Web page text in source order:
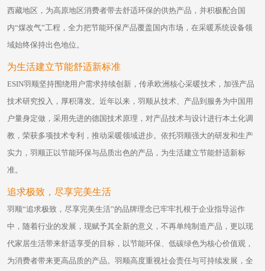
西藏地区，为高原地区消费者带去舒适环保的供热产品，并积极配合国
内“煤改气”工程，全力把节能环保产品覆盖国内市场，在采暖系统设备领
域始终保持出色地位。
为生活建立节能舒适新标准
ESIN羽顺坚持围绕用户需求持续创新，传承欧洲核心采暖技术，加强产品
技术研究投入，厚积薄发。近年以来，羽顺从技术、产品到服务为中国用
户量身定做，采用先进的德国技术原理，对产品技术与设计进行本土化调
教，荣获多项技术专利，推动采暖领域进步。依托羽顺强大的研发和生产
实力，羽顺正以节能环保与品质出色的产品，为生活建立节能舒适新标
准。
追求极致，尽享完美生活
羽顺“追求极致，尽享完美生活”的品牌理念已牢牢扎根于企业指导运作
中，随着行业的发展，现赋予其全新的意义，不再单纯制造产品，更以现
代家居生活带来舒适享受的目标，以节能环保、低碳绿色为核心价值观，
为消费者带来更高品质的产品。羽顺高度重视社会责任与可持续发展，全